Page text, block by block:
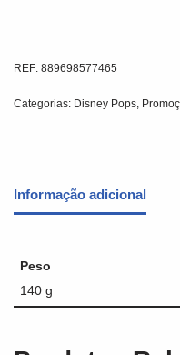
REF: 889698577465
Categorias: Disney Pops,
Informação adicional
Peso
140 g